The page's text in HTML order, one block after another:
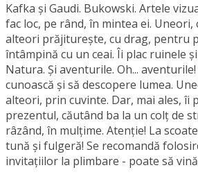
Kafka și Gaudi. Bukowski. Artele
fac loc, pe rând, în mintea ei. Uneori,
alteori prăjiturește, cu drag, pentru
întâmpină cu un ceai. Îi plac ruinele
Natura. Și aventurile. Oh...
cunoască și să descopere lumea.
alteori, prin cuvinte. Dar, mai ales, îi
prezentul, căutând ba la un colț de
râzând, în mulțime. Atenție! La
tună și fulgeră! Se recomandă
invitațiilor la plimbare - poate să